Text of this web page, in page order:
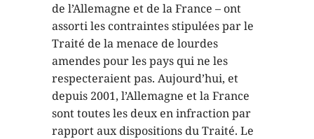
de l’Allemagne et de la France – ont
assorti les contraintes stipulées par le
Traité de la menace de lourdes
amendes pour les pays qui ne les
respecteraient pas. Aujourd’hui, et
depuis 2001, l’Allemagne et la France
sont toutes les deux en infraction par
rapport aux dispositions du Traité. Le